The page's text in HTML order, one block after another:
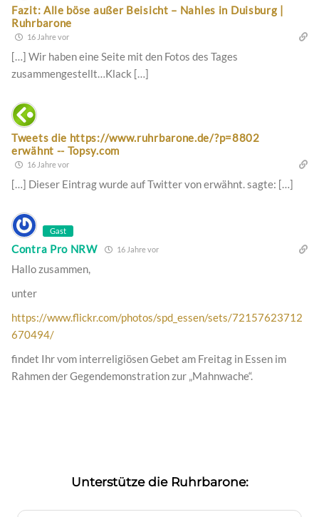
Fazit: Alle böse außer Beisicht – Nahles in Duisburg |
Ruhrbarone
16 Jahre vor
[…] Wir haben eine Seite mit den Fotos des Tages
zusammengestellt…Klack […]
Tweets die https://www.ruhrbarone.de/?p=8802
erwähnt -- Topsy.com
16 Jahre vor
[…] Dieser Eintrag wurde auf Twitter von erwähnt. sagte: […]
Gast
Contra Pro NRW 16 Jahre vor
Hallo zusammen,
unter
https://www.flickr.com/photos/spd_essen/sets/72157623712
670494/
findet Ihr vom interreligiösen Gebet am Freitag in Essen im
Rahmen der Gegendemonstration zur „Mahnwache“.
Unterstütze die Ruhrbarone: